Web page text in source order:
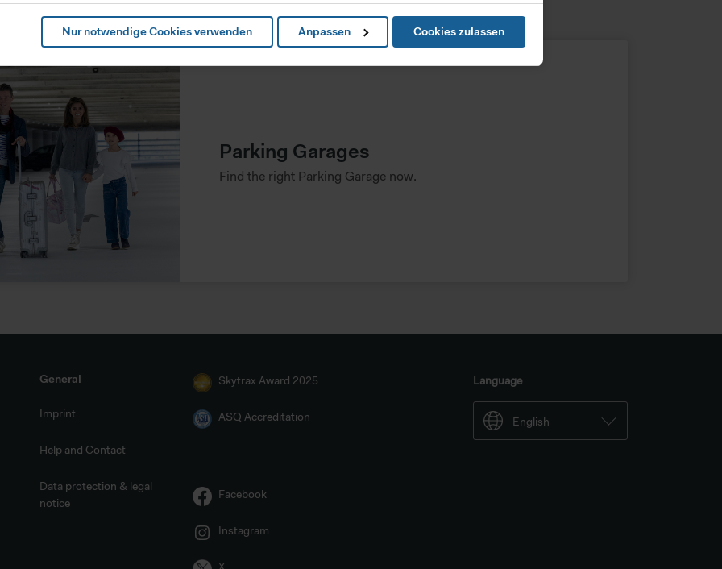
Lage erfassen, welche bis auf einige Meter genau sein können
nach bestimmten Merkmalen (Fingerprinting) identifizieren
Ihre persönlichen Daten verarbeitet werden, und legen Sie Ihre Präferenzen imAbschnitt
Nutzerverhaltens und zur Optimierung der Inhalte sowie des Marketingangebots, nutzt diese
Website in vollem Funktionsumfang nutzen möchten, akzeptieren Sie bitte die erweiterten
werden nur notwendige Cookies verwendet, die zur Gewährleistung von Grundfunktionen
Infos finden Sie in unserer
Datenschutzerklärung .
Daten auch außerhalb des EWR, insbesondere den USA abgerufen oder
diesen Ländern besteht möglicherweise kein so hohes Datenschutzniveau wie in Europa,
Behörden zu Kontroll- und Überwachungszwecken unterliegen können, gegen die
noch Betroffenenrechte durchsetzbar sein können. Sie können durch diese Informationen
Im Folgenden finden Sie eine Übersicht, zu welche Zwecken wir und unsere Partner Ihre
Nur notwendige Cookies verwenden Anpassen Cookies zulassen
Parking Garages
Find the right Parking Garage now.
General
Imprint
Help and Contact
Data protection & legal
notice
Skytrax Award 2025
ASQ Accreditation
Facebook
Instagram
Language
English